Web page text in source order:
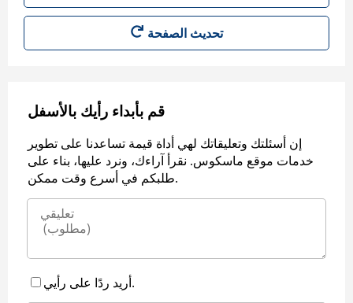
تحديث الصفحة
قم بأبداء رأيك بالأسفل
إن أسئلتك وتعليقاتك لهي أداة قيمة تساعدنا على تطوير
خدمات موقع ماسكوس. نقرأ آراءك، ونرد عليها، بناء على
طلبكم في أسرع وقت ممكن.
أريد ردًا على رأيي.